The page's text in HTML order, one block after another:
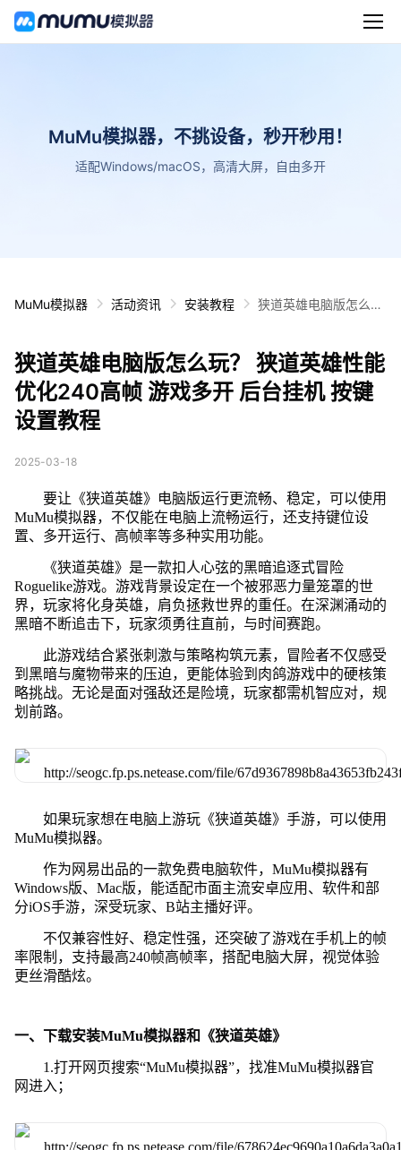
MuMu模拟器，不挑设备，秒开秒用！
适配Windows/macOS，高清大屏，自由多开
MuMu模拟器 活动资讯 安装教程
狭道英雄电脑版怎么
台挂机 按键设置教程
狭道英雄电脑版怎么玩？ 狭道英雄性能
优化240高帧 游戏多开 后台挂机 按键
设置教程
2025-03-18
要让《狭道英雄》电脑版运行更流畅、稳定，可以使用
MuMu模拟器，不仅能在电脑上流畅运行，还支持键位设
置、多开运行、高帧率等多种实用功能。
《狭道英雄》是一款扣人心弦的黑暗追逐式冒险
Roguelike游戏。游戏背景设定在一个被邪恶力量笼罩的世
界，玩家将化身英雄，肩负拯救世界的重任。在深渊涌动的
黑暗不断追击下，玩家须勇往直前，与时间赛跑。
此游戏结合紧张刺激与策略构筑元素，冒险者不仅感受
到黑暗与魔物带来的压迫，更能体验到肉鸽游戏中的硬核策
略挑战。无论是面对强敌还是险境，玩家都需机智应对，规
划前路。
如果玩家想在电脑上游玩《狭道英雄》手游，可以使用
MuMu模拟器。
作为网易出品的一款免费电脑软件，MuMu模拟器有
Windows版、Mac版，能适配市面主流安卓应用、软件和部
分iOS手游，深受玩家、B站主播好评。
不仅兼容性好、稳定性强，还突破了游戏在手机上的帧
率限制，支持最高240帧高帧率，搭配电脑大屏，视觉体验
更丝滑酷炫。
一、下载安装MuMu模拟器和《狭道英雄》
1.打开网页搜索“MuMu模拟器”，找准MuMu模拟器官
网进入；